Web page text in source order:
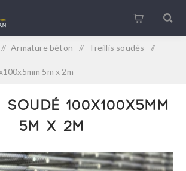
/ Armature béton / Treillis soudés /
5m x 2m
100x100x5mm
5m x 2m